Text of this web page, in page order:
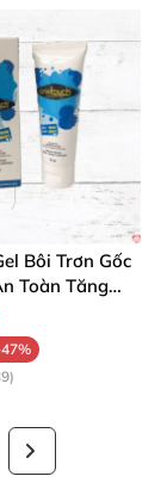
Bôi Trơn Gốc
Toàn Tăng